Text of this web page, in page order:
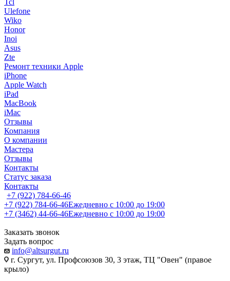
Ulefone
Wiko
Honor
Inoi
Asus
Zte
Ремонт техники Apple
iPhone
Apple Watch
iPad
MacBook
iMac
Отзывы
Компания
О компании
Мастера
Отзывы
Контакты
Статус заказа
Контакты
+7 (922) 784-66-46
+7 (922) 784-66-46Ежедневно с 10:00 до 19:00
+7 (3462) 44-66-46Ежедневно с 10:00 до 19:00
Заказать звонок
Задать вопрос
info@altsurgut.ru
г. Сургут, ул. Профсоюзов 30, 3 этаж, ТЦ "Овен" (правое
крыло)